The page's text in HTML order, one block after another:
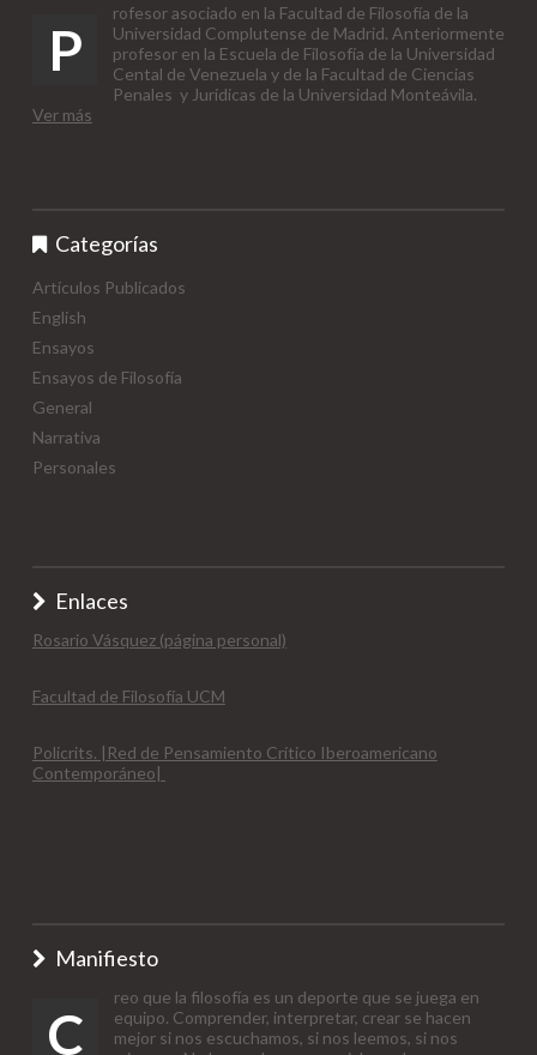
P
rofesor asociado en la Facultad de Filosofía de la
Universidad Complutense de Madrid. Anteriormente
profesor en la Escuela de Filosofía de la Universidad
Cental de Venezuela y de la Facultad de Ciencias
Penales y Jurídicas de la Universidad Monteávila.
Ver más
Categorías
Artículos Publicados
English
Ensayos
Ensayos de Filosofía
General
Narrativa
Personales
Enlaces
Rosario Vásquez (página personal)
Facultad de Filosofía UCM
Policrits. |Red de Pensamiento Crítico Iberoamericano
Contemporáneo|
Manifiesto
C
reo que la filosofía es un deporte que se juega en
equipo. Comprender, interpretar, crear se hacen
mejor si nos escuchamos, si nos leemos, si nos